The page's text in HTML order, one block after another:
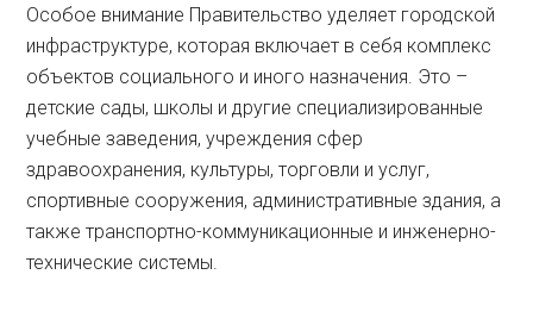
Особое внимание Правительство уделяет городской
инфраструктуре, которая включает в себя комплекс
объектов социального и иного назначения. Это –
детские сады, школы и другие специализированные
учебные заведения, учреждения сфер
здравоохранения, культуры, торговли и услуг,
спортивные сооружения, административные здания, а
также транспортно-коммуникационные и инженерно-
технические системы.